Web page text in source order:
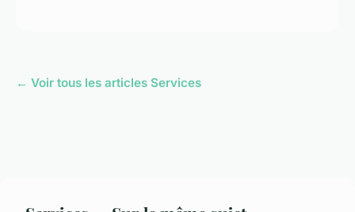
← Voir tous les articles Services